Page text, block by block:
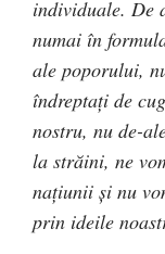
individuale. De
numai în
ale poporului,
îndreptaţi de
nostru, nu de-
la străini, ne
naţiunii şi nu
prin ideile